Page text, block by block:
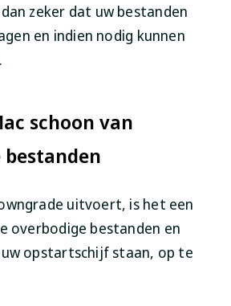
zeker dat uw bestanden
en indien nodig kunnen
schoon van
uitvoert, is het een
overbodige bestanden en
uw opstartschijf staan, op te